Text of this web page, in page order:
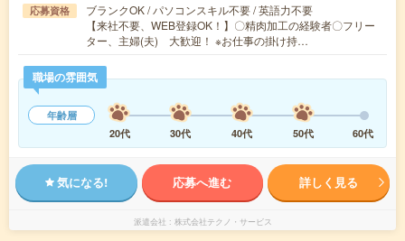
応募資格
ブランクOK / パソコンスキル不要 / 英語力不要
【来社不要、WEB登録OK！】〇精肉加工の経験者〇フリー
ター、主婦(夫) 大歓迎！ ※お仕事の掛け持…
職場の雰囲気
年齢層
20代
30代 40代 50代 60代
気になる! 応募へ進む 詳しく見る
派遣会社 株式会社テクノ・サービス